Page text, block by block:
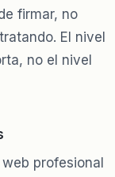
firmar, no
El nivel
no el nivel
profesional